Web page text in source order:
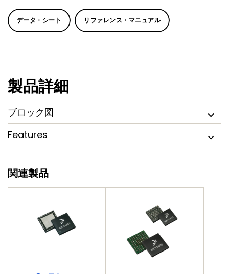
The i.MX516 is supported by companion NXP®power
management ICs (PMIC),MC13892,MC34704
and
データ・シート リファレンス・マニュアル
製品詳細
ブロック図
Features
関連製品